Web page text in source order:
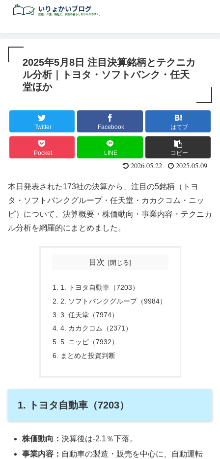
2025年5月8日 注目決算銘柄とテクニカ
ル分析｜トヨタ・ソフトバンク・任天
堂ほか
Twitter Facebook はてブ
Pocket LINE コピー
2026.05.22 2025.05.09
本日発表された173社の決算から、注目の5銘柄（トヨ
タ・ソフトバンクグループ・任天堂・カカクコム・ニッ
ピ）について、決算概要・株価動向・事業内容・テクニカ
ル分析を網羅的にまとめました。
目次
1. トヨタ自動車（7203）
2. ソフトバンクグループ（9984）
3. 任天堂（7974）
4. カカクコム（2371）
5. ニッピ（7932）
まとめと投資判断
1. トヨタ自動車（7203）
株価動向：決算後は-2.1％下落。
事業内容： 自動車の製造・販売を中心に、自動運転